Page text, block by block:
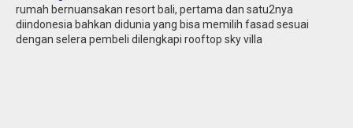
rumah bernuansakan resort bali, pertama dan satu2nya
diindonesia bahkan didunia yang bisa memilih fasad sesuai
dengan selera pembeli dilengkapi rooftop sky villa